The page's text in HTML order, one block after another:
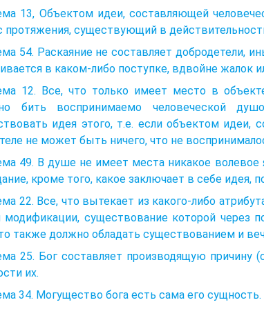
13, Объектом идеи, составляющей
протяжения, существующий в
54. Раскаяние не составляет добродетели,
в каком-либо поступке, вдвойне жалок
12. Все, что только имеет место в
бить воспринимаемо человеческой
идея этого, т.е. если объектом
не может быть ничего, что не
49. В душе не имеет места никакое
кроме того, какое заключает в себе идея,
22. Все, что вытекает из какого-либо
модификации, существование которой через
также должно обладать существованием и
25. Бог составляет производящую причину
их.
34. Могущество бога есть сама его сущность.